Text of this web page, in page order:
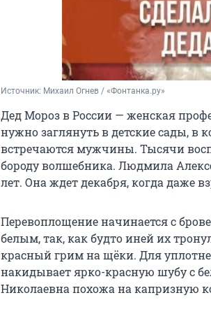
Источник: Михаил Огнев / «Фонтанка.ру»
Дед Мороз в России — женская
нужно заглянуть в детские сады, в
встречаются мужчины. Тысячи
бороду волшебника. Людмила
лет. Она ждет декабря, когда даже
Перевоплощение начинается с
белым, так, как будто иней их
красный грим на щёки. Для
накидывает ярко-красную шубу с
Николаевна похожа на капризную